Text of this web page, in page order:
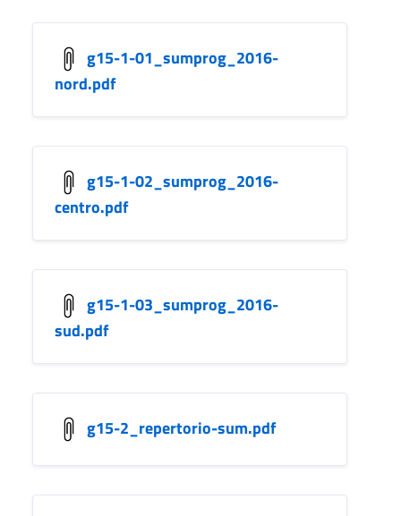
g15-1-01_sumprog_2016-
nord.pdf
g15-1-02_sumprog_2016-
centro.pdf
g15-1-03_sumprog_2016-
sud.pdf
g15-2_repertorio-sum.pdf